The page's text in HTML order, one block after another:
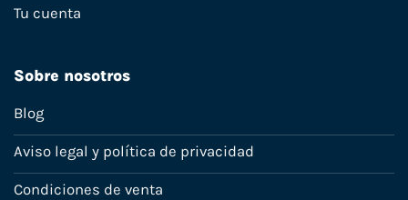
Tu cuenta
Sobre nosotros
Blog
Aviso legal y política de privacidad
Condiciones de venta